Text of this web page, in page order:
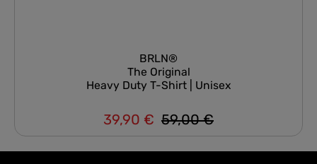
BRLN®
The Original
Heavy Duty T-Shirt | Unisex
Verkaufspreis:
39,90 € Regulärer Preis:
59,00 €